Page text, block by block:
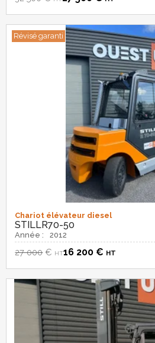
Révisé garanti
Chariot élévateur diesel
STILLR70-50
Année : 2012
27 000 € HT16 200 € HT